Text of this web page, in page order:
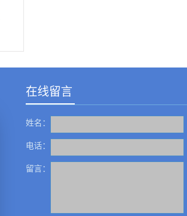
在线留言
姓名：
电话：
留言：